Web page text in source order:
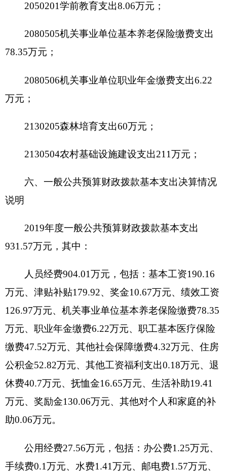
元，比上年增加1万元，增长100%，主要原因是:今
年生产工作方面产生的油费比较高，加之由两个分
此项工作产生的油费也比较多。其中，因公出国
车购置及运行维护费支出2万元，占100%，比上年
方面产生的油费比较高，加之由两个分场设施的扶
生的油费也比较多；公务接待费支出0万元，占
0%，比上年增加0万元，增长0%，主要原因是:我单
求，严格控制了接待费支出。具体情况如下：
因公出国（境）费支出0万元，开支内容包
个，因公出国（境）0人次。
公务用车购置及运行维护费2万元，其中，公
公务用车运行维护费开支内容包括主要用于公务车
辆加油、维修养护、保险服务等。公务用车购置数0
辆，公务用车保有量2辆。
公务接待费0万元，开支内容包括：克州平原
林场全年安排的国内公务接待0批次，0人次。
与年初预算数相比情况：一般公共预算“三
公”经费支出年初预算数2.1万元，决算数2万元，预